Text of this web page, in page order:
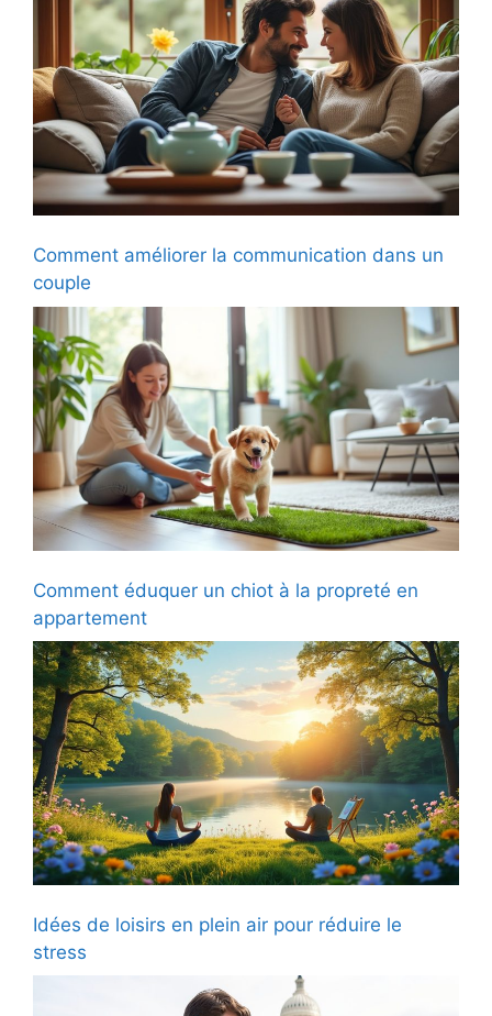
Comment améliorer la communication dans un
couple
Comment éduquer un chiot à la propreté en
appartement
Idées de loisirs en plein air pour réduire le
stress